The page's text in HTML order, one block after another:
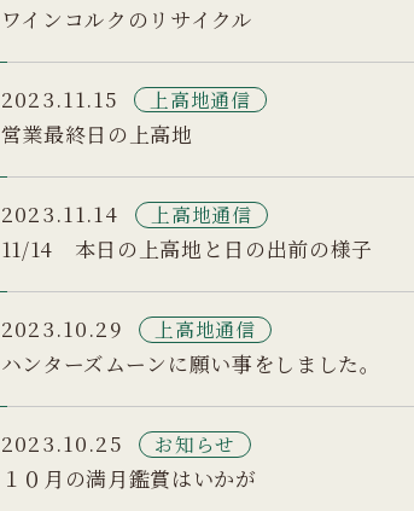
ワインコルクのリサイクル
2023.11.15 上高地通信
営業最終日の上高地
2023.11.14 上高地通信
11/14 本日の上高地と日の出前の様子
2023.10.29 上高地通信
ハンターズムーンに願い事をしました。
2023.10.25 お知らせ
１０月の満月鑑賞はいかが